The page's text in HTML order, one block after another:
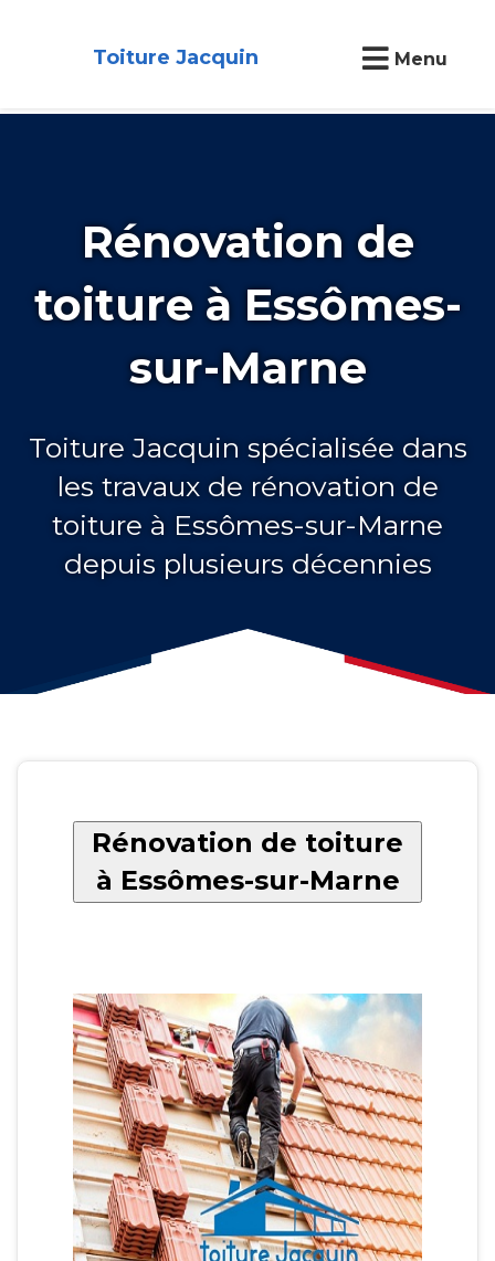
Toiture Jacquin Menu
Rénovation de
toiture à Essômes-
sur-Marne
Toiture Jacquin spécialisée dans
les travaux de rénovation de
toiture à Essômes-sur-Marne
depuis plusieurs décennies
Rénovation de toiture
à Essômes-sur-Marne